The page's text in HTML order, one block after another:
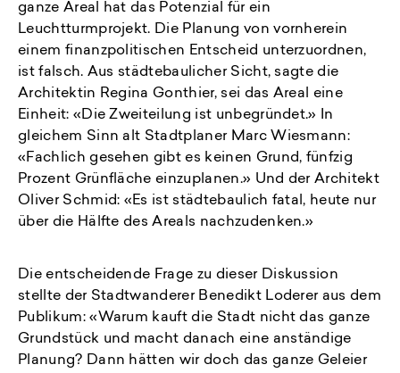
ganze Areal hat das Potenzial für ein
Leuchtturmprojekt. Die Planung von vornherein
einem finanzpolitischen Entscheid unterzuordnen,
ist falsch. Aus städtebaulicher Sicht, sagte die
Architektin Regina Gonthier, sei das Areal eine
Einheit: «Die Zweiteilung ist unbegründet.» In
gleichem Sinn alt Stadtplaner Marc Wiesmann:
«Fachlich gesehen gibt es keinen Grund, fünfzig
Prozent Grünfläche einzuplanen.» Und der Architekt
Oliver Schmid: «Es ist städtebaulich fatal, heute nur
über die Hälfte des Areals nachzudenken.»
Die entscheidende Frage zu dieser Diskussion
stellte der Stadtwanderer Benedikt Loderer aus dem
Publikum: «Warum kauft die Stadt nicht das ganze
Grundstück und macht danach eine anständige
Planung? Dann hätten wir doch das ganze Geleier